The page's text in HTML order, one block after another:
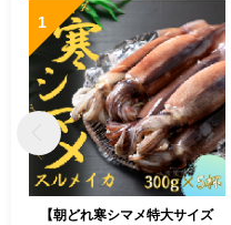
1
【朝どれ寒シマメ特大サイズ